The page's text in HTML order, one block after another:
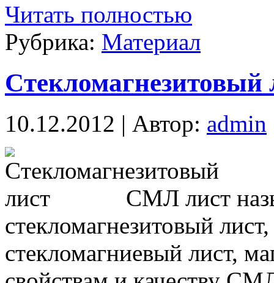
Читать полностью
Рубрика: Материал
10.12.2012 | Автор: admin
СМЛ лист
стекломагнезитовый
стекломагниевый лист,